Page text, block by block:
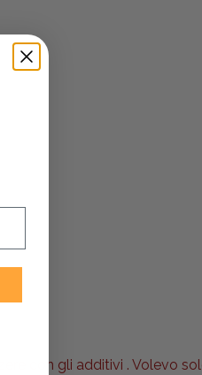
con gli additivi . Volevo